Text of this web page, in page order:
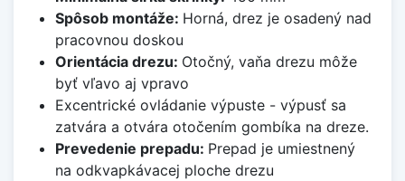
Spôsob montáže: Horná, drez je osadený nad
pracovnou doskou
Orientácia drezu: Otočný, vaňa drezu môže
byť vľavo aj vpravo
Excentrické ovládanie výpuste - výpusť sa
zatvára a otvára otočením gombíka na dreze.
Prevedenie prepadu: Prepad je umiestnený
na odkvapkávacej ploche drezu